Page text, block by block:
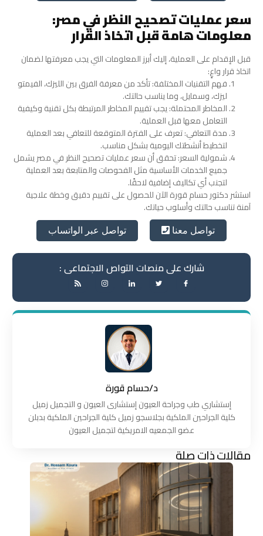
سعر عمليات تصحيح النظر في مصر:
معلومات هامة قبل اتخاذ القرار
قبل الإقدام على العملية، إليك أبرز المعلومات التي يجب معرفتها لضمان
اتخاذ قرار واعٍ:
فهم التقنيات المختلفة: تأكد من معرفة الفرق بين الليزك، الفيمتو
ليزك، وسمايل، وما يناسب حالتك.
المخاطر المحتملة: يجب تقييم المخاطر المرتبطة بكل تقنية وكيفية
التعامل معها قبل العملية.
مدة التعافي: تعرف على الفترة المتوقعة للتعافي بعد العملية
لتخطيط أنشطتك اليومية بشكل مناسب.
شمولية السعر: تحقق أن سعر عمليات تصحيح النظر في مصر يشمل
جميع الخدمات الأساسية مثل الفحوصات والمتابعة بعد العملية
لتجنب أي تكاليف إضافية لاحقًا.
استشر دكتور حسام قورة الآن للحصول على تقييم دقيق وخطة علاجية
آمنة تناسب حالتك وأسلوب حياتك.
تواصل معنا تواصل عبر الواتساب
شارك على منصات التواص الاجتماعى :
د/حسام قورة
إستشاري طب وجراحة العيون إستشارى العيون و التجميل زميل
كلية الجراحين الملكية بجلاسجو زميل كلية الجراحين الملكية بدبلن
عضو الجمعيه الامريكية لتجميل العيون
مقالات ذات صلة